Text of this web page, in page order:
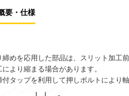
要・仕様
締めを応用した部品は、スリット加工
より縮まる場合があります。
付タップを利用して押しボルトによ